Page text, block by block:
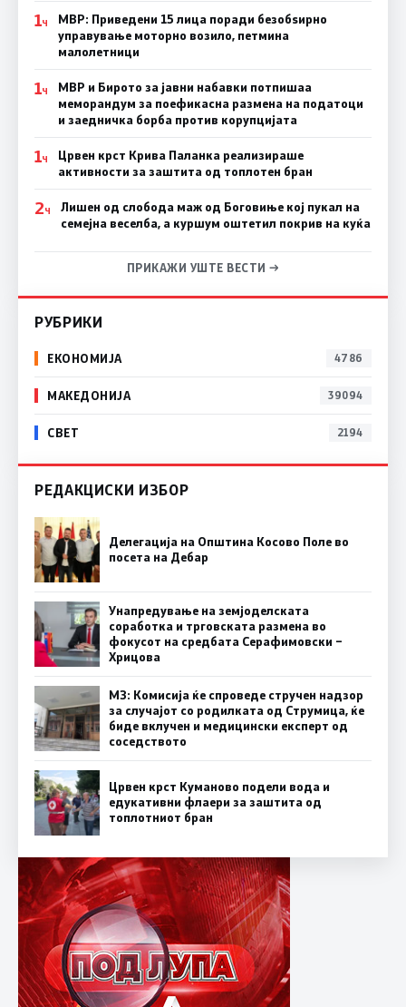
1Ч
МВР: Приведени 15 лица поради безобѕирно
управување моторно возило, петмина
малолетници
1Ч
МВР и Бирото за јавни набавки потпишаа
меморандум за поефикасна размена на податоци
и заедничка борба против корупцијата
1Ч
Црвен крст Крива Паланка реализираше
активности за заштита од топлотен бран
2Ч
Лишен од слобода маж од Боговиње кој пукал на
семејна веселба, а куршум оштетил покрив на куќа
ПРИКАЖИ УШТЕ ВЕСТИ →
РУБРИКИ
ЕКОНОМИЈА 4786
МАКЕДОНИЈА 39094
СВЕТ 2194
РЕДАКЦИСКИ ИЗБОР
Делегација на Општина Косово Поле во
посета на Дебар
Унапредување на земјоделската
соработка и трговската размена во
фокусот на средбата Серафимовски –
Хрицова
МЗ: Комисија ќе спроведе стручен надзор
за случајот со родилката од Струмица, ќе
биде вклучен и медицински експерт од
соседството
Црвен крст Куманово подели вода и
едукативни флаери за заштита од
топлотниот бран